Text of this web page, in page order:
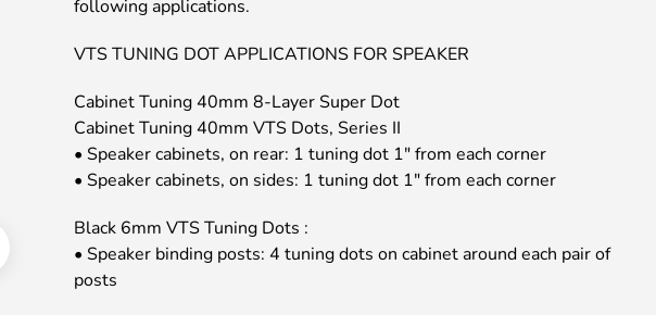
following applications.
VTS TUNING DOT APPLICATIONS FOR SPEAKER
Cabinet Tuning 40mm 8-Layer Super Dot
Cabinet Tuning 40mm VTS Dots, Series II
• Speaker cabinets, on rear: 1 tuning dot 1″ from each corner
• Speaker cabinets, on sides: 1 tuning dot 1″ from each corner
Black 6mm VTS Tuning Dots :
• Speaker binding posts: 4 tuning dots on cabinet around each pair of
posts